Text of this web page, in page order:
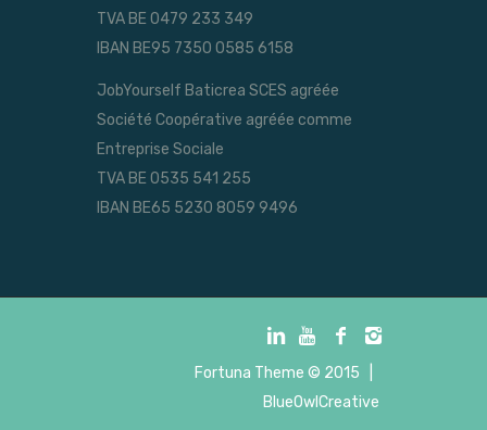
TVA BE 0479 233 349
IBAN BE95 7350 0585 6158
JobYourself Baticrea SCES agréée
Société Coopérative agréée comme
Entreprise Sociale
TVA BE 0535 541 255
IBAN BE65 5230 8059 9496
Fortuna Theme © 2015 |
BlueOwlCreative